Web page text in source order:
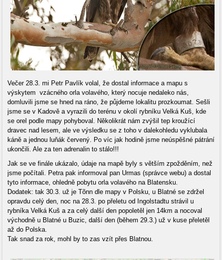
Večer 28.3. mi Petr Pavlík volal, že dostal informace a mapu s
výskytem vzácného orla volavého, který nocuje nedaleko nás,
domluvili jsme se hned na ráno, že půjdeme lokalitu prozkoumat. Sešli
jsme se v Kadově a vyrazili do terénu v okolí rybníku Velká Kuš, kde
se orel podle mapy pohyboval. Několikrát nám zvýšil tep kroužící
dravec nad lesem, ale ve výsledku se z toho v dalekohledu vyklubala
káně a jednou luňák červený. Po víc jak hodině jsme neúspěšné pátrání
ukončili. Ale za ten adrenalin to stálo!!!
Jak se ve finále ukázalo, údaje na mapě byly s větším zpožděním, než
jsme počítali. Petra pak informoval pan Urmas (správce webu) a dostal
tyto informace, ohledně pobytu orla volavého na Blatensku.
Dodatek: tak 30.3. už je Tõnn dle mapy v Polsku, u Blatné se zdržel
opravdu celý den, noc na 28.3. po přeletu od Ingolstadtu strávil u
rybníka Velká Kuš a za celý další den popoletěl jen 14km a nocoval
východně u Blatné u Buzic, další den (během 29.3.) už v kuse přeletěl
až do Polska.
Tak snad za rok, mohl by to zas vzít přes Blatnou.